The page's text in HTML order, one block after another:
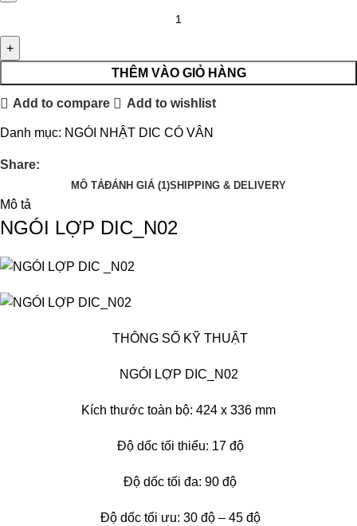
THÊM VÀO GIỎ HÀNG
Add to compare Add to wishlist
Danh mục: NGÓI NHẬT DIC CÓ VÂN
Share:
MÔ TẢĐÁNH GIÁ (1)SHIPPING & DELIVERY
Mô tả
NGÓI LỢP DIC_N02
THÔNG SỐ KỸ THUẬT
NGÓI LỢP DIC_N02
Kích thước toàn bộ: 424 x 336 mm
Độ dốc tối thiểu: 17 độ
Độ dốc tối đa: 90 độ
Độ dốc tối ưu: 30 độ – 45 độ